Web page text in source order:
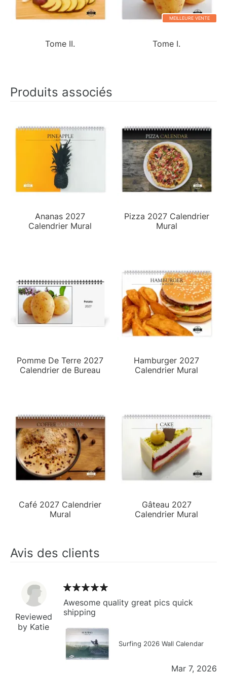
Tome II.
MEILLEURE VENTE
Tome I.
Produits associés
Ananas 2027
Calendrier Mural
Pizza 2027 Calendrier
Mural
Pomme De Terre 2027
Calendrier de Bureau
Hamburger 2027
Calendrier Mural
Café 2027 Calendrier
Mural
Gâteau 2027
Calendrier Mural
Avis des clients
Reviewed
by Katie
Awesome quality great pics quick
shipping
Surfing 2026 Wall Calendar
Mar 7, 2026